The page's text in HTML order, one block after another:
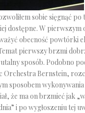
sobie sięgnąć
dostępne. W pierwszym
obecność powtórki
pierwszy brzmi
sposób. Podobno
Orchestra Bernstein,
sposobem
że ma on brzmieć jak
i po wygłoszeniu tej